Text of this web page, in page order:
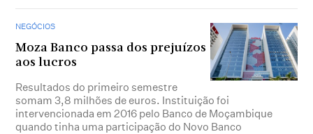
NEGÓCIOS
Moza Banco passa dos prejuízos
aos lucros
Resultados do primeiro semestre
somam 3,8 milhões de euros. Instituição foi
intervencionada em 2016 pelo Banco de Moçambique
quando tinha uma participação do Novo Banco